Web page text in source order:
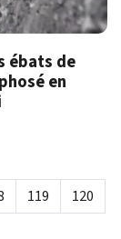
ébats de
en
119
120